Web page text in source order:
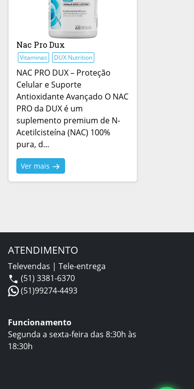
Nac Pro Dux
Vitaminas DUX Nutrition
NAC PRO DUX – Proteção
Celular e Suporte
Antioxidante Avançado O NAC
PRO da DUX é um
suplemento premium de N-
Acetilcisteína (NAC) 100%
pura, d...
Ver mais
ATENDIMENTO
Televendas | Tele-entrega
(51) 3381-6370
(51)99274-4493
Funcionamento
Segunda a sexta-feira das 8:30h às
18:30h